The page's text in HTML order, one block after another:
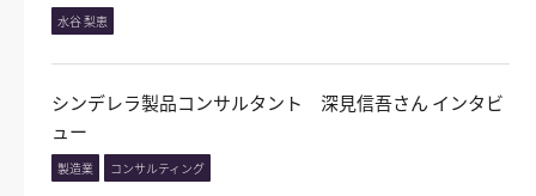
水谷 梨恵
シンデレラ製品コンサルタント 深見信吾さん インタビ
ュー
製造業 コンサルティング